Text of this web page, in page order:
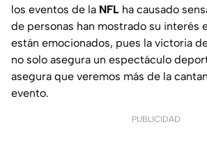
los eventos de la NFL ha causado
de personas han mostrado su interés
están emocionados, pues la victoria
no solo asegura un espectáculo
asegura que veremos más de la
evento.
PUBLICIDAD